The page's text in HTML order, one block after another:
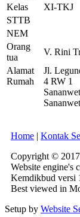
Kelas
XI-TKJ
STTB
NEM
Orang
tua
V. Rini
Alamat
Rumah
Jl.
4 RW 1
Home | Kontak
Copyright ©
Website engine's
Kemdikbud versi
Best viewed in
Setup by Website